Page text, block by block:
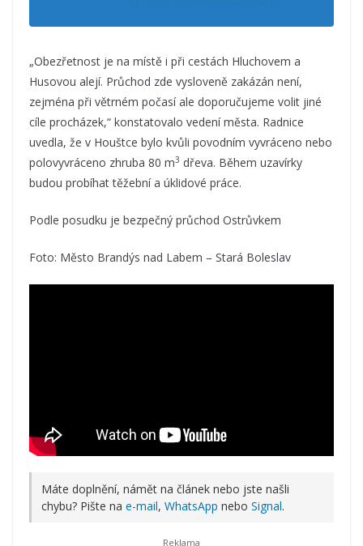
„Obezřetnost je na místě i při cestách Hluchovem a
Husovou alejí. Průchod zde vysloveně zakázán není,
zejména při větrném počasí ale doporučujeme volit jiné
cíle procházek,“ konstatovalo vedení města. Radnice
uvedla, že v Houštce bylo kvůli povodním vyvráceno nebo
polovyvráceno zhruba 80 m3 dřeva. Během uzavírky
budou probíhat těžební a úklidové práce.
Podle posudku je bezpečný průchod Ostrůvkem
Foto: Město Brandýs nad Labem – Stará Boleslav
Máte doplnění, námět na článek nebo jste našli
chybu? Pište na e-mail, WhatsApp nebo Signal.